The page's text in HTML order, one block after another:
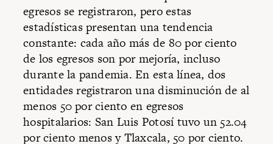
egresos se registraron, pero estas
estadísticas presentan una tendencia
constante: cada año más de 80 por ciento
de los egresos son por mejoría, incluso
durante la pandemia. En esta línea, dos
entidades registraron una disminución de al
menos 50 por ciento en egresos
hospitalarios: San Luis Potosí tuvo un 52.04
por ciento menos y Tlaxcala, 50 por ciento.